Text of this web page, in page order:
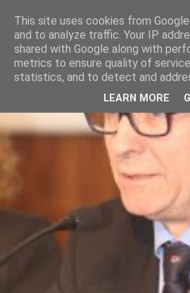
This site uses cookies from
and to analyze traffic. Your IP
shared with Google along with
metrics to ensure quality of
statistics, and to detect and
LEARN MORE